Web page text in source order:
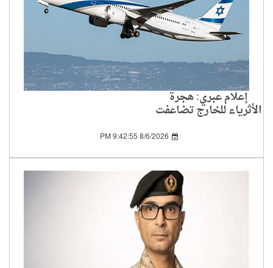
إعلام عبري: هجرة
الأثرياء للخارج تضاعفت
8/6/2026 9:42:55 PM